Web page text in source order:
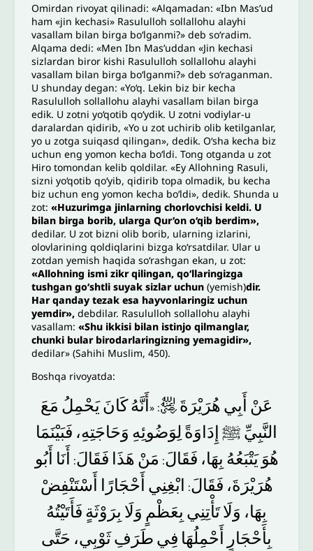
Omirdan rivoyat qilinadi: «Alqamadan: «Ibn Mas’ud
ham «jin kechasi» Rasululloh sollallohu alayhi
vasallam bilan birga bo‘lganmi?» deb so‘radim.
Alqama dedi: «Men Ibn Mas’uddan «Jin kechasi
sizlardan biror kishi Rasululloh sollallohu alayhi
vasallam bilan birga bo‘lganmi?» deb so‘raganman.
U shunday degan: «Yo‘q. Lekin biz bir kecha
Rasululloh sollallohu alayhi vasallam bilan birga
edik. U zotni yo‘qotib qo‘ydik. U zotni vodiylar-u
daralardan qidirib, «Yo u zot uchirib olib ketilganlar,
yo u zotga suiqasd qilingan», dedik. O‘sha kecha biz
uchun eng yomon kecha bo‘ldi. Tong otganda u zot
Hiro tomondan kelib qoldilar. «Ey Allohning Rasuli,
sizni yo‘qotib qo‘yib, qidirib topa olmadik, bu kecha
biz uchun eng yomon kecha bo‘ldi», dedik. Shunda u
zot:«Huzurimga jinlarning chorlovchisi keldi. U
bilan birga borib, ularga Qur’on o‘qib berdim»,
dedilar. U zot bizni olib borib, ularning izlarini,
olovlarining qoldiqlarini bizga ko‘rsatdilar. Ular u
zotdan yemish haqida so‘rashgan ekan, u zot:
«Allohning ismi zikr qilingan, qo‘llaringizga
tushgan go‘shtli suyak sizlar uchun(yemish)dir.
Har qanday tezak esa hayvonlaringiz uchun
yemdir», debdilar. Rasululloh sollallohu alayhi
vasallam:«Shu ikkisi bilan istinjo qilmanglar,
chunki bular birodarlaringizning yemagidir»,
dedilar» (Sahihi Muslim, 450).
Boshqa rivoyatda:
عَنْ أَبِي هُرَيْرَةَ﵁: « أَنَّهُكَانَيَحْمِلُ مَعَ
النَّبِيِّ ﷺ إِدَاوَةً لِوَضُوئِهِ وَحَاجَتِهِ، فَبَيْنَمَا
هُوَ يَتْبَعُهُ بِهَا، فَقَالَ: مَنْ هَذَا فَقَالَ: أَنَا أَبُو
هُرَيْرَةَ، فَقَالَ: ابْغِنِي أَحْجَارًا
أَسْتَنْفِضْ
بِهَا، وَلَاتَأْتِنِي بِعَظْمٍ وَلَا بِرَوْثَةٍ فَأَتَيْتُهُ
بِأَحْجَارٍ
أَحْمِلُهَا فِي طَرَفِثَوْبِي، حَتَّى